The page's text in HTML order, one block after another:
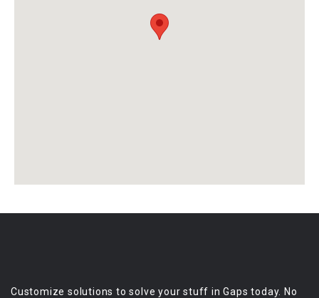
Customize solutions to solve your stuff in Gaps today. No